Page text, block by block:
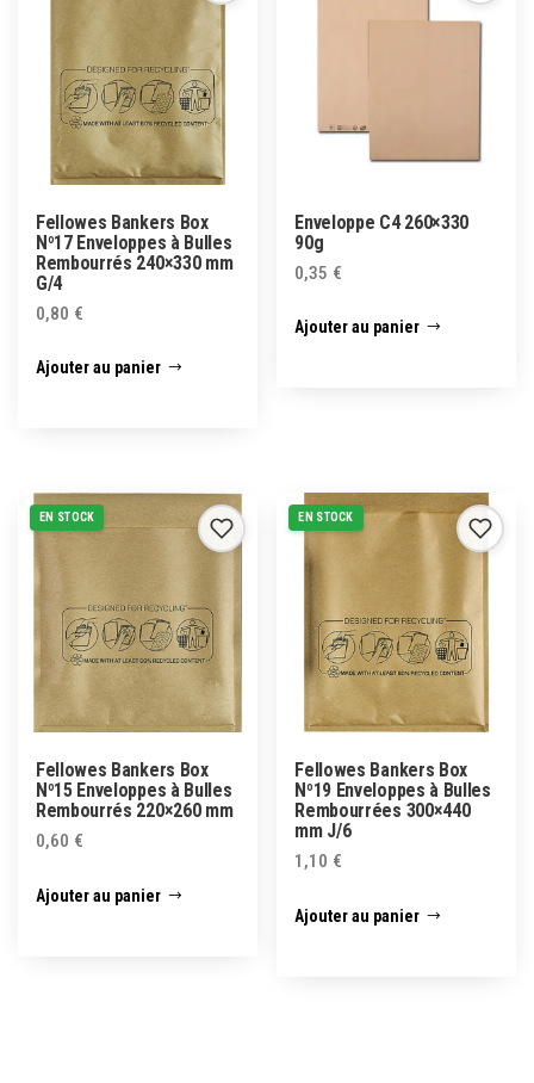
Fellowes Bankers Box
Nº17 Enveloppes à Bulles
Rembourrés 240×330 mm
G/4
0,80 €
Ajouter au panier
Enveloppe C4 260×330
90g
0,35 €
Ajouter au panier
EN STOCK
Fellowes Bankers Box
Nº15 Enveloppes à Bulles
Rembourrés 220×260 mm
0,60 €
Ajouter au panier
EN STOCK
Fellowes Bankers Box
Nº19 Enveloppes à Bulles
Rembourrées 300×440
mm J/6
1,10 €
Ajouter au panier